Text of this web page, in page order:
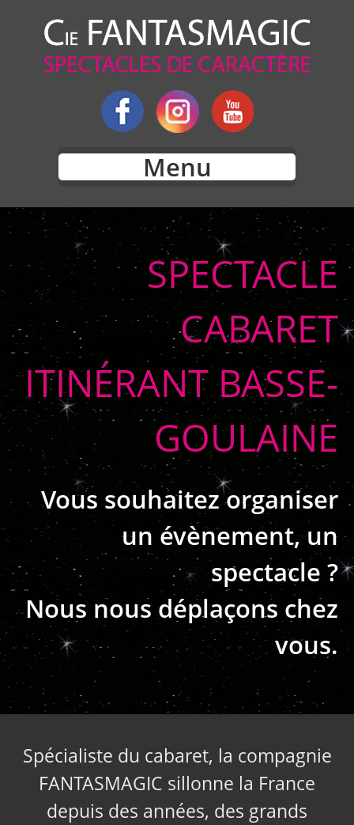
Menu
SPECTACLE
CABARET
ITINÉRANT BASSE-
GOULAINE
Vous souhaitez organiser
un évènement, un
spectacle ?
Nous nous déplaçons chez
vous.
Spécialiste du cabaret, la compagnie
FANTASMAGIC sillonne la France
depuis des années, des grands